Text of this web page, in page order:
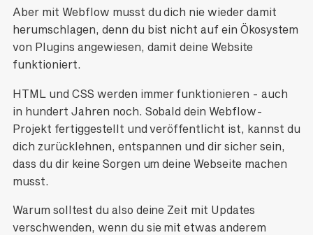
Aber mit Webflow musst du dich nie wieder damit
herumschlagen, denn du bist nicht auf ein Ökosystem
von Plugins angewiesen, damit deine Website
funktioniert.
HTML und CSS werden immer funktionieren - auch
in hundert Jahren noch. Sobald dein Webflow-
Projekt fertiggestellt und veröffentlicht ist, kannst du
dich zurücklehnen, entspannen und dir sicher sein,
dass du dir keine Sorgen um deine Webseite machen
musst.
Warum solltest du also deine Zeit mit Updates
verschwenden, wenn du sie mit etwas anderem